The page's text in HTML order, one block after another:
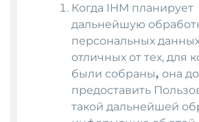
Когда IHM планирует
дальнейшую
персональных
отличных от тех, для
были собраны, она
предоставить
такой дальнейшей